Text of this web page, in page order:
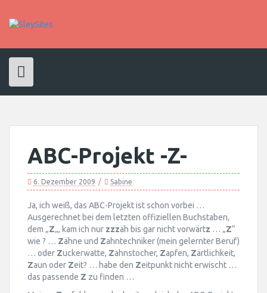
content
ABC-Projekt -Z-
6. Dezember 2009 Sabine
Ja, ich weiß, das ABC-Projekt ist schon vorbei …
Ausgerechnet bei dem letzten offiziellen Buchstaben,
dem „Z„, kam ich nur zzzäh bis gar nicht vorwärtz … „Z“
wie ? … Zähne und Zahntechniker (mein gelernter Beruf)
… oder Zuckerwatte, Zahnstocher, Zapfen, Zärtlichkeit,
Zaun oder Zeit? … habe den Zeitpunkt nicht erwischt …
das passende Z zu finden …